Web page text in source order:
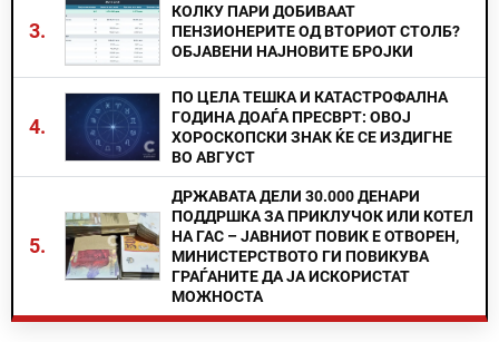
3.
КОЛКУ ПАРИ ДОБИВААТ
ПЕНЗИОНЕРИТЕ ОД ВТОРИОТ СТОЛБ?
ОБЈАВЕНИ НАЈНОВИТЕ БРОЈКИ
4.
ПО ЦЕЛА ТЕШКА И КАТАСТРОФАЛНА
ГОДИНА ДОАЃА ПРЕСВРТ: ОВОЈ
ХОРОСКОПСКИ ЗНАК ЌЕ СЕ ИЗДИГНЕ
ВО АВГУСТ
5.
ДРЖАВАТА ДЕЛИ 30.000 ДЕНАРИ
ПОДДРШКА ЗА ПРИКЛУЧОК ИЛИ КОТЕЛ
НА ГАС – ЈАВНИОТ ПОВИК Е ОТВОРЕН,
МИНИСТЕРСТВОТО ГИ ПОВИКУВА
ГРАЃАНИТЕ ДА ЈА ИСКОРИСТАТ
МОЖНОСТА